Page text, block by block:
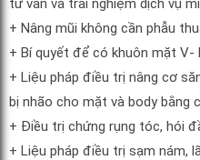
tư vấn và trải nghiệm dịch vụ
+ Nâng mũi không cần phẫu
+ Bí quyết để có khuôn mặt V-
+ Liệu pháp điều trị nâng cơ
bị nhão cho mặt và body bằng
+ Điều trị chứng rụng tóc, hói
+ Liệu pháp điều trị sạm nám,